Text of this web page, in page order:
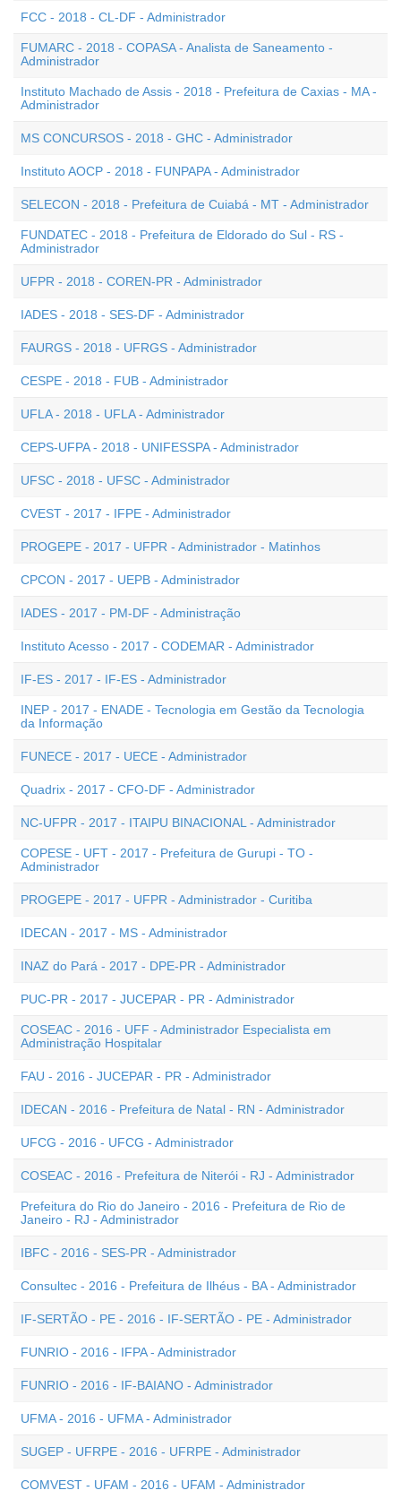
FCC - 2018 - CL-DF - Administrador
FUMARC - 2018 - COPASA - Analista de Saneamento -
Administrador
Instituto Machado de Assis - 2018 - Prefeitura de Caxias - MA -
Administrador
MS CONCURSOS - 2018 - GHC - Administrador
Instituto AOCP - 2018 - FUNPAPA - Administrador
SELECON - 2018 - Prefeitura de Cuiabá - MT - Administrador
FUNDATEC - 2018 - Prefeitura de Eldorado do Sul - RS -
Administrador
UFPR - 2018 - COREN-PR - Administrador
IADES - 2018 - SES-DF - Administrador
FAURGS - 2018 - UFRGS - Administrador
CESPE - 2018 - FUB - Administrador
UFLA - 2018 - UFLA - Administrador
CEPS-UFPA - 2018 - UNIFESSPA - Administrador
UFSC - 2018 - UFSC - Administrador
CVEST - 2017 - IFPE - Administrador
PROGEPE - 2017 - UFPR - Administrador - Matinhos
CPCON - 2017 - UEPB - Administrador
IADES - 2017 - PM-DF - Administração
Instituto Acesso - 2017 - CODEMAR - Administrador
IF-ES - 2017 - IF-ES - Administrador
INEP - 2017 - ENADE - Tecnologia em Gestão da Tecnologia
da Informação
FUNECE - 2017 - UECE - Administrador
Quadrix - 2017 - CFO-DF - Administrador
NC-UFPR - 2017 - ITAIPU BINACIONAL - Administrador
COPESE - UFT - 2017 - Prefeitura de Gurupi - TO -
Administrador
PROGEPE - 2017 - UFPR - Administrador - Curitiba
IDECAN - 2017 - MS - Administrador
INAZ do Pará - 2017 - DPE-PR - Administrador
PUC-PR - 2017 - JUCEPAR - PR - Administrador
COSEAC - 2016 - UFF - Administrador Especialista em
Administração Hospitalar
FAU - 2016 - JUCEPAR - PR - Administrador
IDECAN - 2016 - Prefeitura de Natal - RN - Administrador
UFCG - 2016 - UFCG - Administrador
COSEAC - 2016 - Prefeitura de Niterói - RJ - Administrador
Prefeitura do Rio do Janeiro - 2016 - Prefeitura de Rio de
Janeiro - RJ - Administrador
IBFC - 2016 - SES-PR - Administrador
Consultec - 2016 - Prefeitura de Ilhéus - BA - Administrador
IF-SERTÃO - PE - 2016 - IF-SERTÃO - PE - Administrador
FUNRIO - 2016 - IFPA - Administrador
FUNRIO - 2016 - IF-BAIANO - Administrador
UFMA - 2016 - UFMA - Administrador
SUGEP - UFRPE - 2016 - UFRPE - Administrador
COMVEST - UFAM - 2016 - UFAM - Administrador